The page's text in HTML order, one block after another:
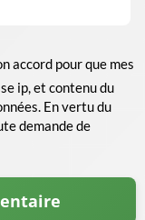
accord pour que mes
ip, et contenu du
En vertu du
demande de